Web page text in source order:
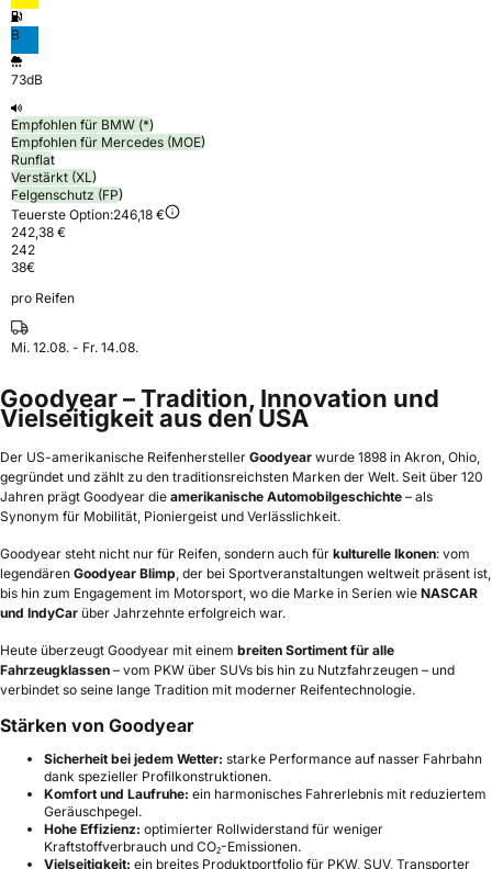
B
73dB
Empfohlen für BMW (*)
Empfohlen für Mercedes (MOE)
Runflat
Verstärkt (XL)
Felgenschutz (FP)
Teuerste Option:246,18 €
242,38 €
242
38€
pro Reifen
Mi. 12.08. - Fr. 14.08.
Goodyear – Tradition, Innovation und
Vielseitigkeit aus den USA
Der US-amerikanische Reifenhersteller Goodyear wurde 1898 in Akron, Ohio,
gegründet und zählt zu den traditionsreichsten Marken der Welt. Seit über 120
Jahren prägt Goodyear die amerikanische Automobilgeschichte – als
Synonym für Mobilität, Pioniergeist und Verlässlichkeit.
Goodyear steht nicht nur für Reifen, sondern auch für kulturelle Ikonen: vom
legendären Goodyear Blimp, der bei Sportveranstaltungen weltweit präsent ist,
bis hin zum Engagement im Motorsport, wo die Marke in Serien wie NASCAR
und IndyCar über Jahrzehnte erfolgreich war.
Heute überzeugt Goodyear mit einem breiten Sortiment für alle
Fahrzeugklassen – vom PKW über SUVs bis hin zu Nutzfahrzeugen – und
verbindet so seine lange Tradition mit moderner Reifentechnologie.
Stärken von Goodyear
Sicherheit bei jedem Wetter: starke Performance auf nasser Fahrbahn
dank spezieller Profilkonstruktionen.
Komfort und Laufruhe: ein harmonisches Fahrerlebnis mit reduziertem
Geräuschpegel.
Hohe Effizienz: optimierter Rollwiderstand für weniger
Kraftstoffverbrauch und CO₂-Emissionen.
Vielseitigkeit: ein breites Produktportfolio für PKW, SUV, Transporter